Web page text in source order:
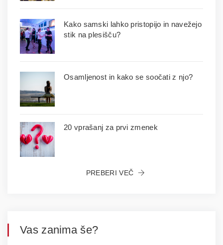
Kako samski lahko pristopijo in navežejo
stik na plesišču?
Osamljenost in kako se soočati z njo?
​20 vprašanj za prvi zmenek
PREBERI VEČ
Vas zanima še?